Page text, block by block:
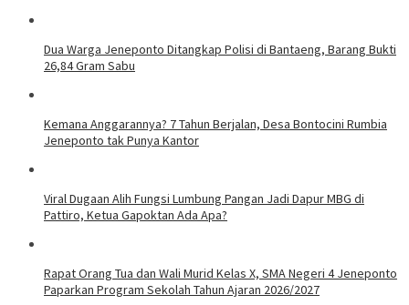
Dua Warga Jeneponto Ditangkap Polisi di Bantaeng, Barang Bukti
26,84 Gram Sabu
Kemana Anggarannya? 7 Tahun Berjalan, Desa Bontocini Rumbia
Jeneponto tak Punya Kantor
Viral Dugaan Alih Fungsi Lumbung Pangan Jadi Dapur MBG di
Pattiro, Ketua Gapoktan Ada Apa?
Rapat Orang Tua dan Wali Murid Kelas X, SMA Negeri 4 Jeneponto
Paparkan Program Sekolah Tahun Ajaran 2026/2027